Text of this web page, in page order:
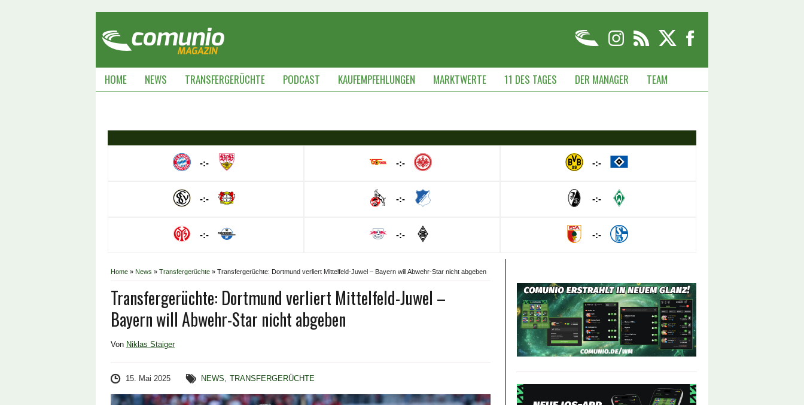
HOME NEWS TRANSFERGERÜCHTE PODCAST KAUFEMPFEHLUNGEN MARKTWERTE 11 DES TAGES DER MANAGER TEAM
-:-
-:-
-:-
-:-
-:-
-:-
-:-
-:-
-:-
Home » News » Transfergerüchte » Transfergerüchte: Dortmund verliert Mittelfeld-Juwel – Bayern will Abwehr-Star nicht abgeben
Transfergerüchte: Dortmund verliert Mittelfeld-Juwel –
Bayern will Abwehr-Star nicht abgeben
Von Niklas Staiger
15. Mai 2025 NEWS, TRANSFERGERÜCHTE